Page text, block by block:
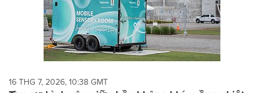
16 THG 7, 2026, 10:38 GMT